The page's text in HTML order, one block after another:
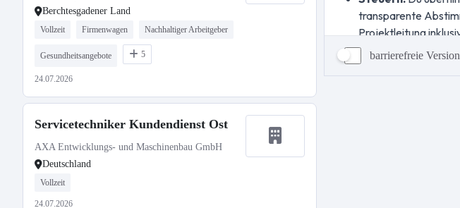
Berchtesgadener Land
Vollzeit Firmenwagen Nachhaltiger Arbeitgeber
Gesundheitsangebote 5
24.07.2026
Servicetechniker Kundendienst Ost
AXA Entwicklungs- und Maschinenbau GmbH
Deutschland
Vollzeit
24.07.2026
barrierefreie Version